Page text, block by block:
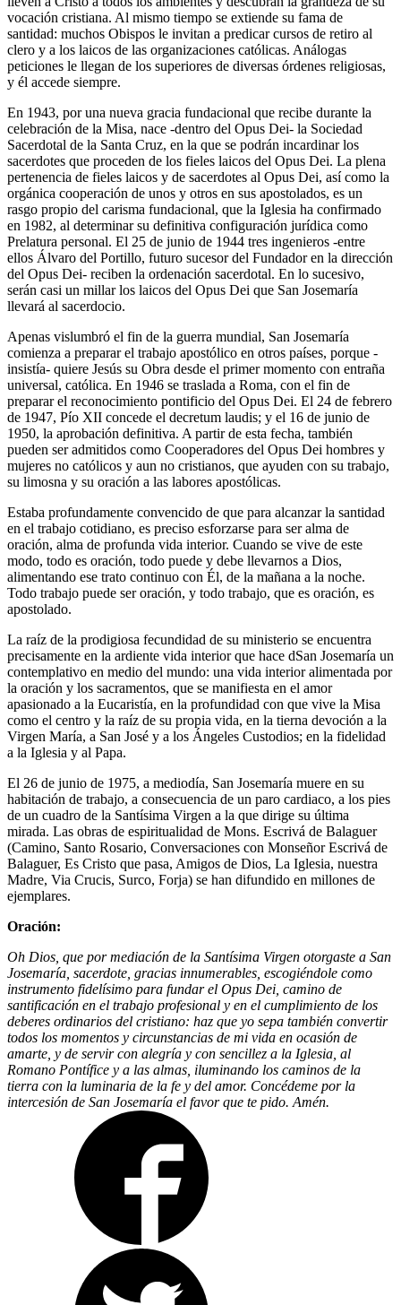
vocación cristiana. Al mismo tiempo se extiende su fama de
santidad: muchos Obispos le invitan a predicar cursos de retiro al
clero y a los laicos de las organizaciones católicas. Análogas
peticiones le llegan de los superiores de diversas órdenes religiosas,
y él accede siempre.
En 1943, por una nueva gracia fundacional que recibe durante la
celebración de la Misa, nace -dentro del Opus Dei- la Sociedad
Sacerdotal de la Santa Cruz, en la que se podrán incardinar los
sacerdotes que proceden de los fieles laicos del Opus Dei. La plena
pertenencia de fieles laicos y de sacerdotes al Opus Dei, así como la
orgánica cooperación de unos y otros en sus apostolados, es un
rasgo propio del carisma fundacional, que la Iglesia ha confirmado
en 1982, al determinar su definitiva configuración jurídica como
Prelatura personal. El 25 de junio de 1944 tres ingenieros -entre
ellos Álvaro del Portillo, futuro sucesor del Fundador en la dirección
del Opus Dei- reciben la ordenación sacerdotal. En lo sucesivo,
serán casi un millar los laicos del Opus Dei que San Josemaría
llevará al sacerdocio.
Apenas vislumbró el fin de la guerra mundial, San Josemaría
comienza a preparar el trabajo apostólico en otros países, porque -
insistía- quiere Jesús su Obra desde el primer momento con entraña
universal, católica. En 1946 se traslada a Roma, con el fin de
preparar el reconocimiento pontificio del Opus Dei. El 24 de febrero
de 1947, Pío XII concede el decretum laudis; y el 16 de junio de
1950, la aprobación definitiva. A partir de esta fecha, también
pueden ser admitidos como Cooperadores del Opus Dei hombres y
mujeres no católicos y aun no cristianos, que ayuden con su trabajo,
su limosna y su oración a las labores apostólicas.
Estaba profundamente convencido de que para alcanzar la santidad
en el trabajo cotidiano, es preciso esforzarse para ser alma de
oración, alma de profunda vida interior. Cuando se vive de este
modo, todo es oración, todo puede y debe llevarnos a Dios,
alimentando ese trato continuo con Él, de la mañana a la noche.
Todo trabajo puede ser oración, y todo trabajo, que es oración, es
apostolado.
La raíz de la prodigiosa fecundidad de su ministerio se encuentra
precisamente en la ardiente vida interior que hace dSan Josemaría un
contemplativo en medio del mundo: una vida interior alimentada por
la oración y los sacramentos, que se manifiesta en el amor
apasionado a la Eucaristía, en la profundidad con que vive la Misa
como el centro y la raíz de su propia vida, en la tierna devoción a la
Virgen María, a San José y a los Ángeles Custodios; en la fidelidad
a la Iglesia y al Papa.
El 26 de junio de 1975, a mediodía, San Josemaría muere en su
habitación de trabajo, a consecuencia de un paro cardiaco, a los pies
de un cuadro de la Santísima Virgen a la que dirige su última
mirada. Las obras de espiritualidad de Mons. Escrivá de Balaguer
(Camino, Santo Rosario, Conversaciones con Monseñor Escrivá de
Balaguer, Es Cristo que pasa, Amigos de Dios, La Iglesia, nuestra
Madre, Via Crucis, Surco, Forja) se han difundido en millones de
ejemplares.
Oración:
Oh Dios, que por mediación de la Santísima Virgen otorgaste a San
Josemaría, sacerdote, gracias innumerables, escogiéndole como
instrumento fidelísimo para fundar el Opus Dei, camino de
santificación en el trabajo profesional y en el cumplimiento de los
deberes ordinarios del cristiano: haz que yo sepa también convertir
todos los momentos y circunstancias de mi vida en ocasión de
amarte, y de servir con alegría y con sencillez a la Iglesia, al
Romano Pontífice y a las almas, iluminando los caminos de la
tierra con la luminaria de la fe y del amor. Concédeme por la
intercesión de San Josemaría el favor que te pido. Amén.